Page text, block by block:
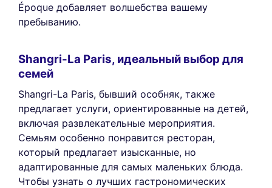
Époque добавляет волшебства вашему
пребыванию.
Shangri-La Paris, идеальный выбор для
семей
Shangri-La Paris, бывший особняк, также
предлагает услуги, ориентированные на детей,
включая развлекательные мероприятия.
Семьям особенно понравится ресторан,
который предлагает изысканные, но
адаптированные для самых маленьких блюда.
Чтобы узнать о лучших гастрономических